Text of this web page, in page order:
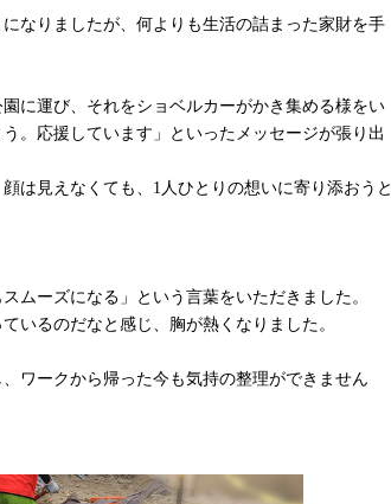
なりましたが、何よりも生活の詰まった家財を手
に運び、それをショベルカーがかき集める様をい
。応援しています」といったメッセージが張り出
は見えなくても、1人ひとりの想いに寄り添おうと
ムーズになる」という言葉をいただきました。
いるのだなと感じ、胸が熱くなりました。
ワークから帰った今も気持の整理ができません